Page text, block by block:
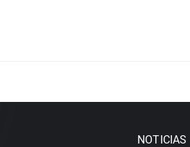
NOTICIAS